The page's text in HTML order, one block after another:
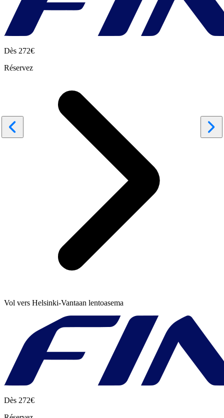
Dès 272€
Réservez
Vol vers Helsinki-Vantaan lentoasema
Dès 272€